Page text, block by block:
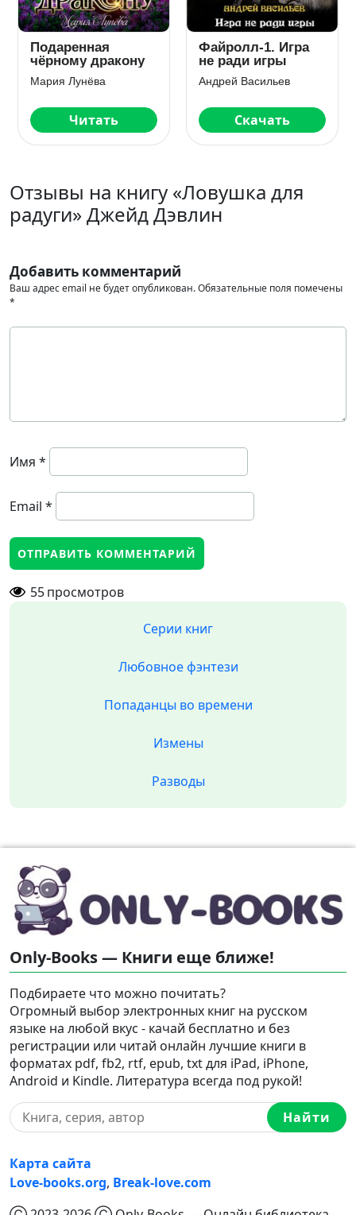
Подаренная
чёрному дракону
Мария Лунёва
Читать
Файролл-1. Игра
не ради игры
Андрей Васильев
Скачать
Отзывы на книгу «Ловушка для
радуги» Джейд Дэвлин
Добавить комментарий
Ваш адрес email не будет опубликован.Обязательные поля помечены
*
Имя *
Email *
55просмотров
Серии книг
Любовное фэнтези
Попаданцы во времени
Измены
Разводы
Only-Books — Книги еще ближе!
Подбираете что можно почитать?
Огромный выбор электронных книг на русском
языке на любой вкус - качай бесплатно и без
регистрации или читай онлайн лучшие книги в
форматах pdf, fb2, rtf, epub, txt для iPad, iPhone,
Android и Kindle. Литература всегда под рукой!
Найти
Карта сайта
Love-books.org, Break-love.com